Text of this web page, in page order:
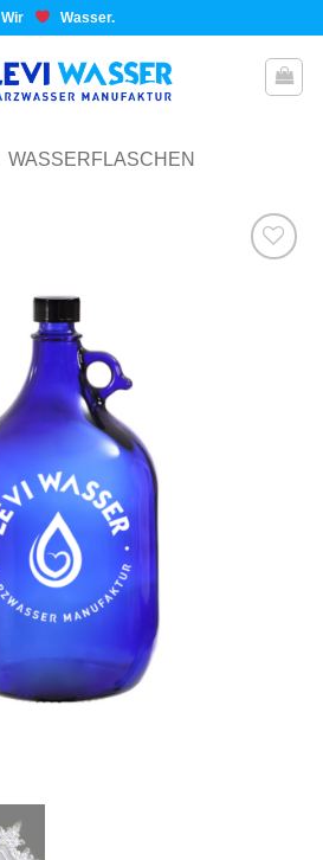
Wir Wasser.
WASSERFLASCHEN